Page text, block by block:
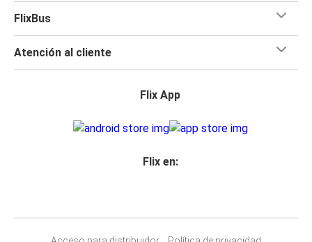
FlixBus
Atención al cliente
Flix App
Flix en: